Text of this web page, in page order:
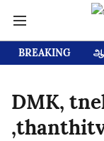
BREAKING
DMK,